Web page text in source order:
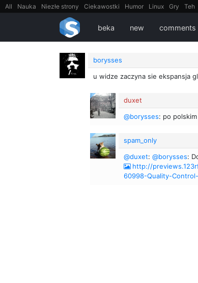
All Nauka Niezłe strony Ciekawostki Humor Linux Gry Teh
FilmyDokumentalne
beka new comments
borysses
u widze zaczyna sie ekspansja
duxet
@borysses: po
spam_only
@duxet: @borysses:
http://
60998-Quality-